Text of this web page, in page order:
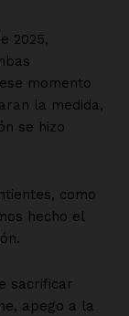
2025,
momento
la medida,
se hizo
como
hecho el
sacrificar
apego a la